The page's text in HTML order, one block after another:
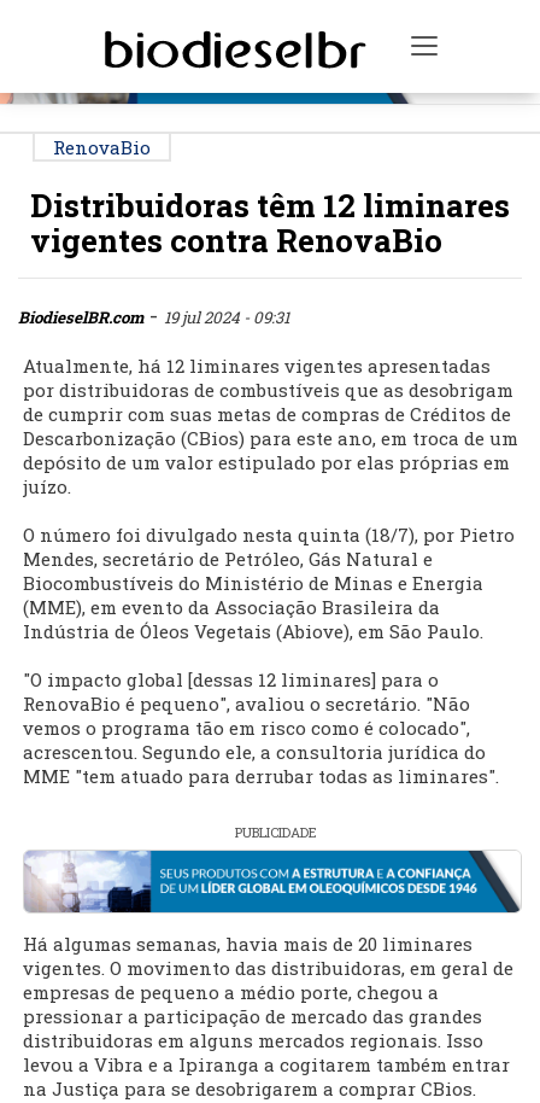
Toggle
RenovaBio
Distribuidoras têm 12 liminares
vigentes contra RenovaBio
BiodieselBR.com- 19 jul 2024 - 09:31
Atualmente, há 12 liminares vigentes apresentadas
por distribuidoras de combustíveis que as desobrigam
de cumprir com suas metas de compras de Créditos de
Descarbonização (CBios) para este ano, em troca de um
depósito de um valor estipulado por elas próprias em
juízo.
O número foi divulgado nesta quinta (18/7), por Pietro
Mendes, secretário de Petróleo, Gás Natural e
Biocombustíveis do Ministério de Minas e Energia
(MME), em evento da Associação Brasileira da
Indústria de Óleos Vegetais (Abiove), em São Paulo.
"O impacto global [dessas 12 liminares] para o
RenovaBio é pequeno", avaliou o secretário. "Não
vemos o programa tão em risco como é colocado",
acrescentou. Segundo ele, a consultoria jurídica do
MME "tem atuado para derrubar todas as liminares".
PUBLICIDADE
Há algumas semanas, havia mais de 20 liminares
vigentes. O movimento das distribuidoras, em geral de
empresas de pequeno a médio porte, chegou a
pressionar a participação de mercado das grandes
distribuidoras em alguns mercados regionais. Isso
levou a Vibra e a Ipiranga a cogitarem também entrar
na Justiça para se desobrigarem a comprar CBios.